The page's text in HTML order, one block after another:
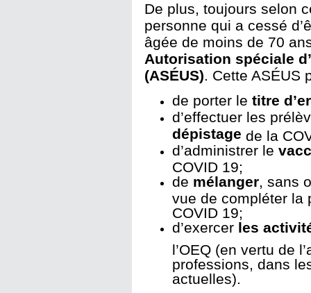
De plus, toujours selon
personne qui a cessé
âgée de moins de 70
Autorisation spéciale
(ASÉUS). Cette ASÉUS
de porter le titre
d’effectuer les
dépistage de la
d’administrer le
COVID 19;
de mélanger, sans
vue de compléter la
COVID 19;
d’exercer les
l’OEQ (en vertu de
professions, dans
actuelles).